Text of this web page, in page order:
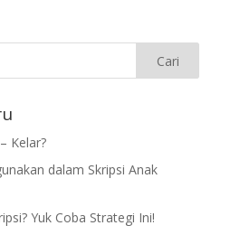
Kelar?
dalam Skripsi Anak
Yuk Coba Strategi Ini!